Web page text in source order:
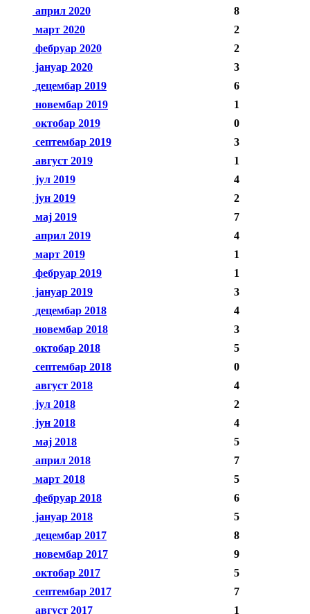
април 2020
8
март 2020
2
фебруар 2020
2
јануар 2020
3
децембар 2019
6
новембар 2019
1
октобар 2019
0
септембар 2019
3
август 2019
1
јул 2019
4
јун 2019
2
мај 2019
7
април 2019
4
март 2019
1
фебруар 2019
1
јануар 2019
3
децембар 2018
4
новембар 2018
3
октобар 2018
5
септембар 2018
0
август 2018
4
јул 2018
2
јун 2018
4
мај 2018
5
април 2018
7
март 2018
5
фебруар 2018
6
јануар 2018
5
децембар 2017
8
новембар 2017
9
октобар 2017
5
септембар 2017
7
август 2017
1